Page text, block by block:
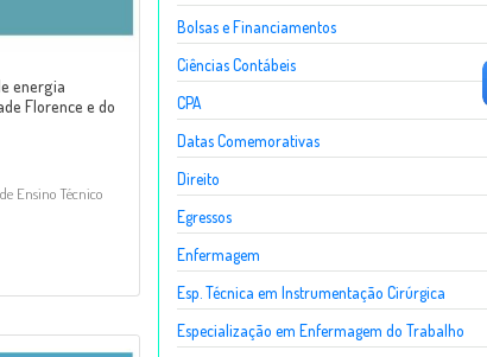
energia
Florence e do
Ensino Técnico
Bolsas e Financiamentos
Ciências Contábeis
CPA
Datas Comemorativas
Direito
Egressos
Enfermagem
Esp. Técnica em Instrumentação Cirúrgica
Especialização em Enfermagem do Trabalho